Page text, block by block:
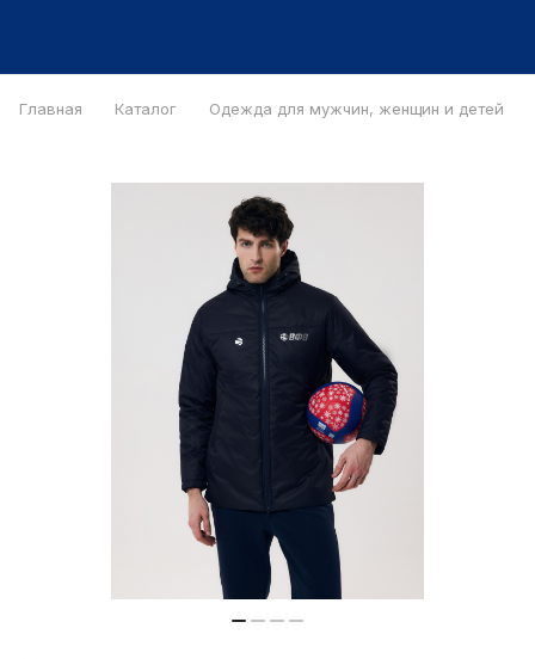
Главная Каталог Одежда для мужчин, женщин и детей